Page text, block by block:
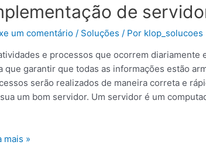
de
um comentário / Soluções / Por klop_solucoes
e processos que ocorrem diariamente
que garantir que todas as informações estão
serão realizados de maneira correta e
um bom servidor. Um servidor é um
mais »